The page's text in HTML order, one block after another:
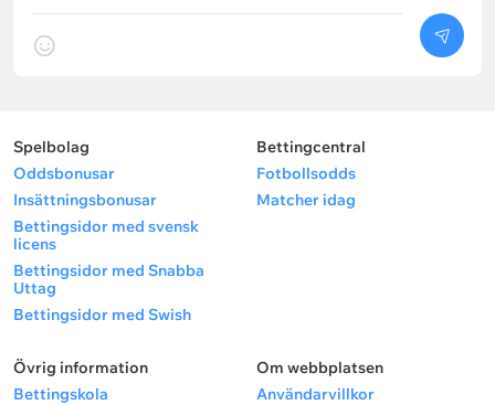
Spelbolag
Oddsbonusar
Insättningsbonusar
Bettingsidor med svensk
licens
Bettingsidor med Snabba
Uttag
Bettingsidor med Swish
Bettingcentral
Fotbollsodds
Matcher idag
Övrig information
Bettingskola
Om webbplatsen
Användarvillkor